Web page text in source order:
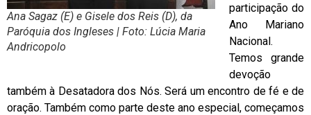
Ana Sagaz (E) e Gisele dos Reis (D), da
Paróquia dos Ingleses | Foto: Lúcia Maria
Andricopolo
participação do
Ano Mariano
Nacional.
Temos grande
devoção
também à Desatadora dos Nós. Será um encontro de fé e de
oração. Também como parte deste ano especial, começamos